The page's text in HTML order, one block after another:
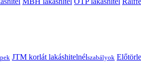
JTM korlát lakáshitelnélszabályok